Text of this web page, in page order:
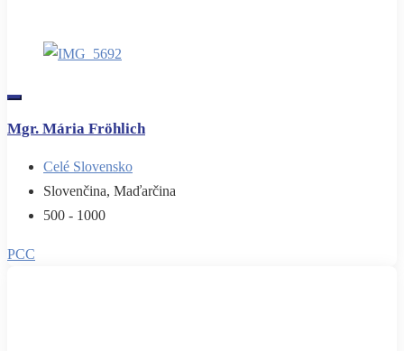
Mgr. Mária Fröhlich
Celé Slovensko
Slovenčina, Maďarčina
500 - 1000
PCC